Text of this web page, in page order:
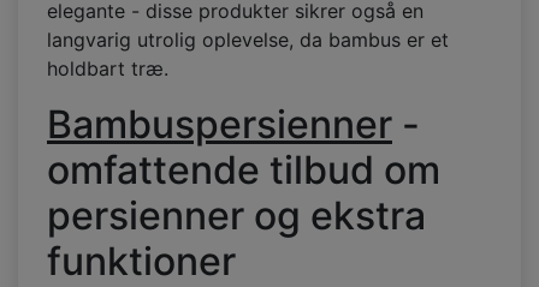
elegante - disse produkter sikrer også en
langvarig utrolig oplevelse, da bambus er et
holdbart træ.
Bambuspersienner -
omfattende tilbud om
persienner og ekstra
funktioner